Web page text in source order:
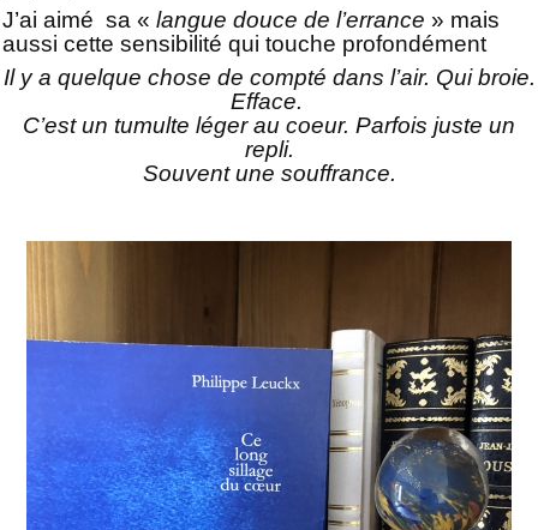
J’ai aimé sa « langue douce de l’errance » mais
aussi cette sensibilité qui touche profondément
Il y a quelque chose de compté dans l’air. Qui broie.
Efface.
C’est un tumulte léger au coeur. Parfois juste un
repli.
Souvent une souffrance.